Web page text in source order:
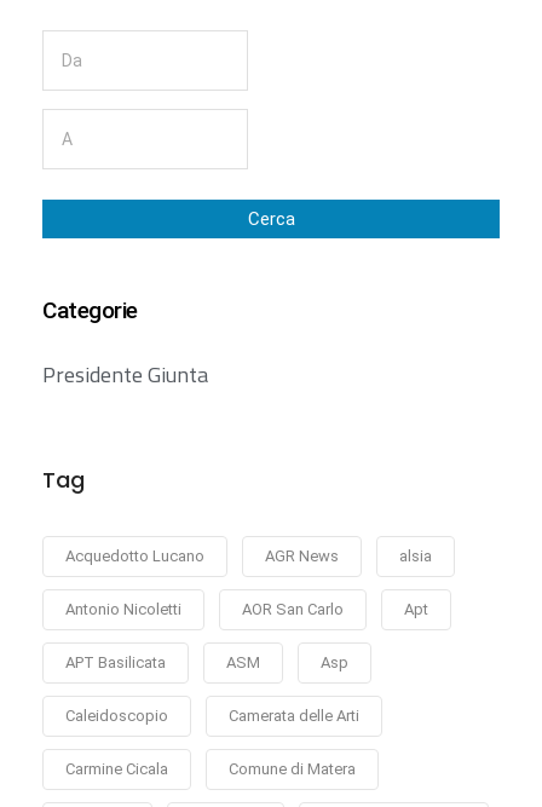
Cerca
Categorie
Presidente Giunta
Tag
Acquedotto Lucano AGR News alsia
Antonio Nicoletti AOR San Carlo Apt
APT Basilicata ASM Asp
Caleidoscopio Camerata delle Arti
Carmine Cicala Comune di Matera